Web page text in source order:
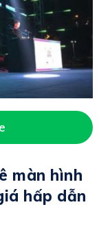
màn hình
hấp dẫn